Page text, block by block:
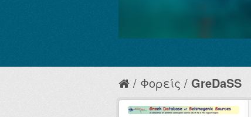
Φορείς GreDaSS